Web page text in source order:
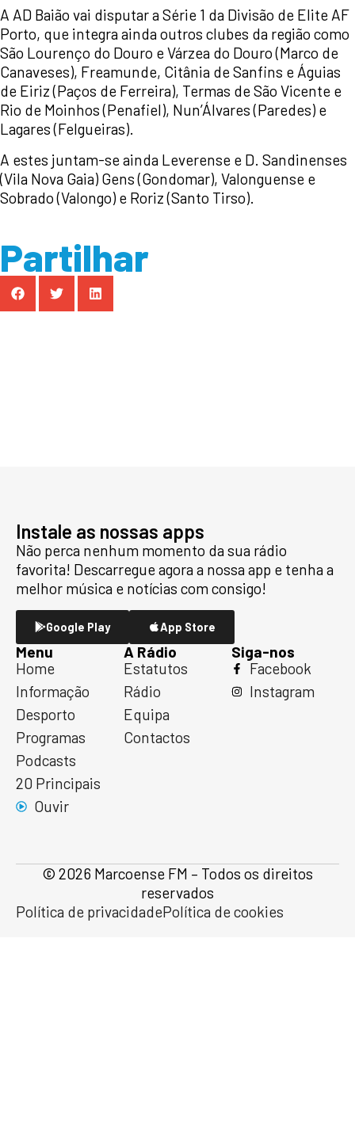
A AD Baião vai disputar a Série 1 da Divisão de Elite AF
Porto, que integra ainda outros clubes da região como
São Lourenço do Douro e Várzea do Douro (Marco de
Canaveses), Freamunde, Citânia de Sanfins e Águias
de Eiriz (Paços de Ferreira), Termas de São Vicente e
Rio de Moinhos (Penafiel), Nun’Álvares (Paredes) e
Lagares (Felgueiras).
A estes juntam-se ainda Leverense e D. Sandinenses
(Vila Nova Gaia) Gens (Gondomar), Valonguense e
Sobrado (Valongo) e Roriz (Santo Tirso).
Partilhar
Instale as nossas apps
Não perca nenhum momento da sua rádio
favorita! Descarregue agora a nossa app e tenha a
melhor música e notícias com consigo!
Google Play App Store
Menu
Home
Informação
Desporto
Programas
Podcasts
20 Principais
Ouvir
A Rádio
Estatutos
Rádio
Equipa
Contactos
Siga-nos
Facebook
Instagram
© 2026 Marcoense FM – Todos os direitos
reservados
Política de privacidadePolítica de cookies